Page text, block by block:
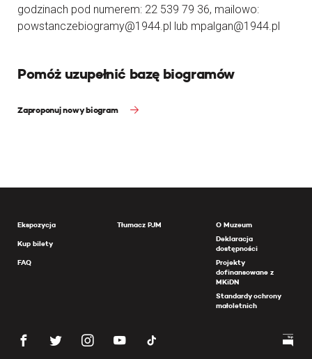
godzinach pod numerem: 22 539 79 36, mailowo:
powstanczebiogramy@1944.pl lub mpalgan@1944.pl
Pomóż uzupełnić bazę biogramów
Zaproponuj nowy biogram
Ekspozycja
Kup bilety
FAQ
Tłumacz PJM
O Muzeum
Deklaracja
dostępności
Projekty
dofinansowane z
MKiDN
Standardy ochrony
małoletnich